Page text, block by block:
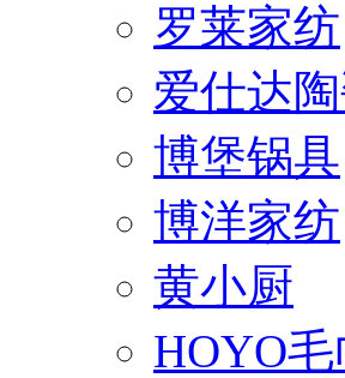
罗莱家纺
爱仕达
博堡锅具
博洋家纺
黄小厨
HOYO毛